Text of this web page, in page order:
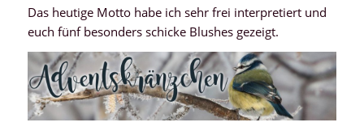
Das heutige Motto habe ich sehr frei interpretiert und
euch fünf besonders schicke Blushes gezeigt.